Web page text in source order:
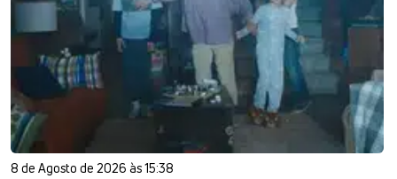
8 de Agosto de 2026 às 15:38